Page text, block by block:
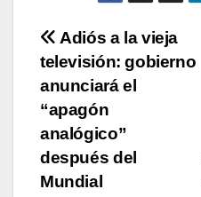
Navegación
de
entradas
Adiós a la vieja
televisión: gobierno
anunciará el
“apagón
analógico”
después del
Mundial